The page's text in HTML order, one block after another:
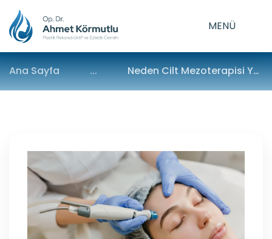
MENÜ
Ana Sayfa ... Neden Cilt Mezoterapisi Yaptırmalısınız?